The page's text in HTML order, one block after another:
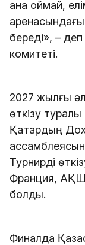
қана қоймай,
береді», –
комитеті.
2027 жылғы
өткізу
Қатардың
Турнирді
Франция,
болды.
Финалда